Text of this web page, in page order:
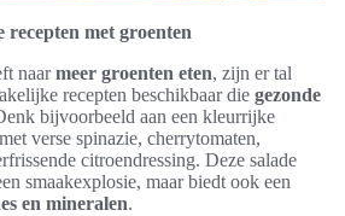
recepten met groenten
naarmeer groenten eten, zijn er tal
recepten beschikbaar die gezonde
bijvoorbeeld aan een kleurrijke
verse spinazie, cherrytomaten,
citroendressing. Deze salade
smaakexplosie, maar biedt ook een
en mineralen.